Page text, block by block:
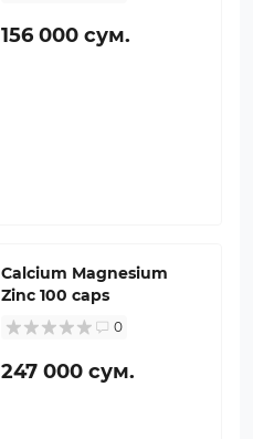
156 000 сум.
Calcium Magnesium
Zinc 100 caps
0
247 000 сум.